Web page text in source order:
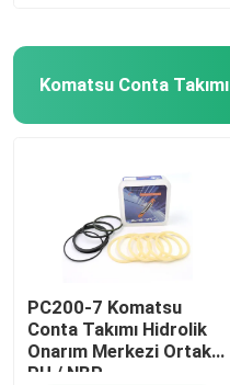
Komatsu Conta Takımı
PC200-7 Komatsu
Conta Takımı Hidrolik
Onarım Merkezi Ortak
PU / NBR